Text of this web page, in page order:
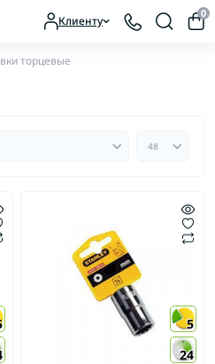
Клиенту 0
торцевые
5
24